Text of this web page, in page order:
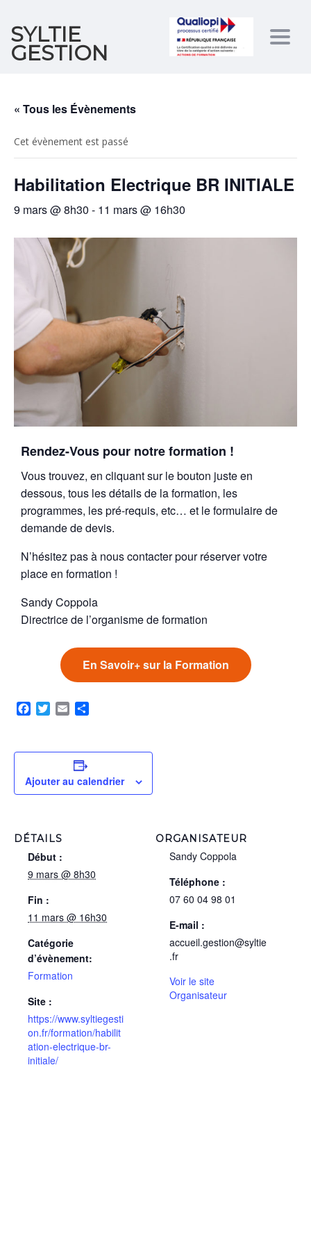
SYLTIE
GESTION
« Tous les Évènements
Cet évènement est passé
Habilitation Electrique BR INITIALE
9 mars @ 8h30 - 11 mars @ 16h30
Rendez-Vous pour notre formation !
Vous trouvez, en cliquant sur le bouton juste en
dessous, tous les détails de la formation, les
programmes, les pré-requis, etc… et le formulaire de
demande de devis.
N’hésitez pas à nous contacter pour réserver votre
place en formation !
Sandy Coppola
Directrice de l’organisme de formation
En Savoir+ sur la Formation
Facebook
TwitterEmail
Ajouter au calendrier
DÉTAILS
Début :
9 mars @ 8h30
Fin :
11 mars @ 16h30
Catégorie
d’évènement:
Formation
Site :
https://www.syltiegesti
on.fr/formation/habilit
ation-electrique-br-
initiale/
ORGANISATEUR
Sandy Coppola
Téléphone :
07 60 04 98 01
E-mail :
accueil.gestion@syltie
.fr
Voir le site
Organisateur